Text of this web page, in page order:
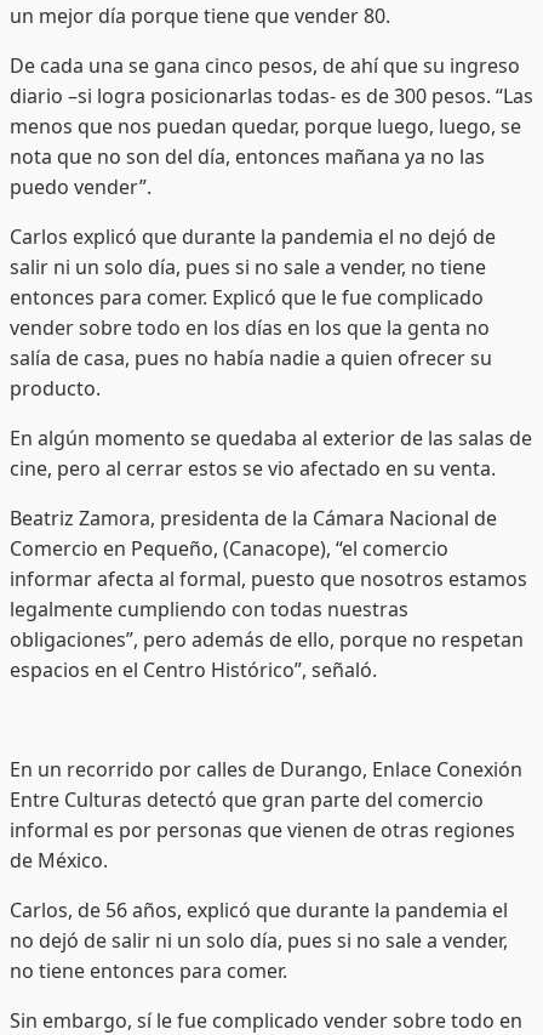
un mejor día porque tiene que vender 80.
De cada una se gana cinco pesos, de ahí que su ingreso
diario –si logra posicionarlas todas- es de 300 pesos. “Las
menos que nos puedan quedar, porque luego, luego, se
nota que no son del día, entonces mañana ya no las
puedo vender”.
Carlos explicó que durante la pandemia el no dejó de
salir ni un solo día, pues si no sale a vender, no tiene
entonces para comer. Explicó que le fue complicado
vender sobre todo en los días en los que la genta no
salía de casa, pues no había nadie a quien ofrecer su
producto.
En algún momento se quedaba al exterior de las salas de
cine, pero al cerrar estos se vio afectado en su venta.
Beatriz Zamora, presidenta de la Cámara Nacional de
Comercio en Pequeño, (Canacope), “el comercio
informar afecta al formal, puesto que nosotros estamos
legalmente cumpliendo con todas nuestras
obligaciones”, pero además de ello, porque no respetan
espacios en el Centro Histórico”, señaló.
En un recorrido por calles de Durango, Enlace Conexión
Entre Culturas detectó que gran parte del comercio
informal es por personas que vienen de otras regiones
de México.
Carlos, de 56 años, explicó que durante la pandemia el
no dejó de salir ni un solo día, pues si no sale a vender,
no tiene entonces para comer.
Sin embargo, sí le fue complicado vender sobre todo en